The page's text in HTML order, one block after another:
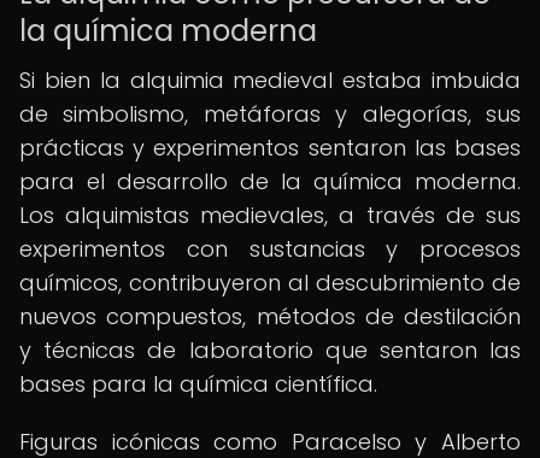
la química moderna
Si bien la alquimia medieval estaba imbuida
de simbolismo, metáforas y alegorías, sus
prácticas y experimentos sentaron las bases
para el desarrollo de la química moderna.
Los alquimistas medievales, a través de sus
experimentos con sustancias y procesos
químicos, contribuyeron al descubrimiento de
nuevos compuestos, métodos de destilación
y técnicas de laboratorio que sentaron las
bases para la química científica.
Figuras icónicas como Paracelso y Alberto